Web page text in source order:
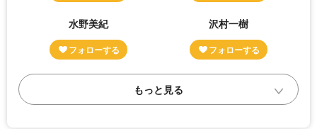
水野美紀 沢村一樹